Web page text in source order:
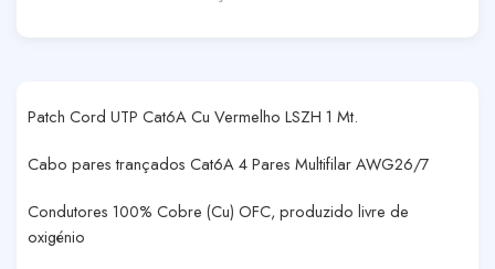
Patch Cord UTP Cat6A Cu Vermelho LSZH 1 Mt.
Cabo pares trançados Cat6A 4 Pares Multifilar AWG26/7
Condutores 100% Cobre (Cu) OFC, produzido livre de
oxigénio